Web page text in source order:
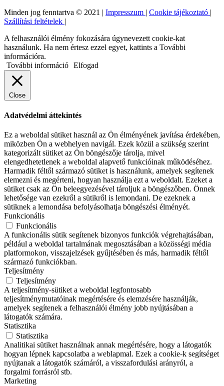
Minden jog fenntartva © 2021 | Impresszum | Cookie tájékoztató |
Szállítási feltételek |
A felhasználói élmény fokozására úgynevezett cookie-kat
használunk. Ha nem értesz ezzel egyet, kattints a További
információra.
További információ Elfogad
Close
Adatvédelmi áttekintés
Ez a weboldal sütiket használ az Ön élményének javítása érdekében,
miközben Ön a webhelyen navigál. Ezek közül a szükség szerint
kategorizált sütiket az Ön böngészője tárolja, mivel
elengedhetetlenek a weboldal alapvető funkcióinak működéséhez.
Harmadik féltől származó sütiket is használunk, amelyek segítenek
elemezni és megérteni, hogyan használja ezt a weboldalt. Ezeket a
sütiket csak az Ön beleegyezésével tároljuk a böngészőben. Önnek
lehetősége van ezekről a sütikről is lemondani. De ezeknek a
sütiknek a lemondása befolyásolhatja böngészési élményét.
Funkcionális
Funkcionális
A funkcionális sütik segítenek bizonyos funkciók végrehajtásában,
például a weboldal tartalmának megosztásában a közösségi média
platformokon, visszajelzések gyűjtésében és más, harmadik féltől
származó funkciókban.
Teljesítmény
Teljesítmény
A teljesítmény-sütiket a weboldal legfontosabb
teljesítménymutatóinak megértésére és elemzésére használják,
amelyek segítenek a felhasználói élmény jobb nyújtásában a
látogatók számára.
Statisztika
Statisztika
Analitikai sütiket használnak annak megértésére, hogy a látogatók
hogyan lépnek kapcsolatba a weblapmal. Ezek a cookie-k segítséget
nyújtanak a látogatók számáról, a visszafordulási arányról, a
forgalmi forrásról stb.
Marketing